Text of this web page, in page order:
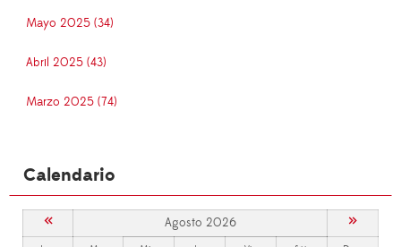
Mayo 2025 (34)
Abril 2025 (43)
Marzo 2025 (74)
Calendario
« Agosto 2026 »